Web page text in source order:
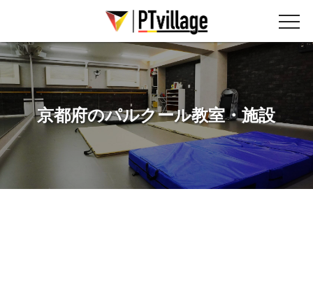
京都府のパルクール教室・施設